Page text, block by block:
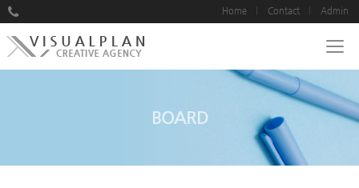
Home Contact Admin
BOARD